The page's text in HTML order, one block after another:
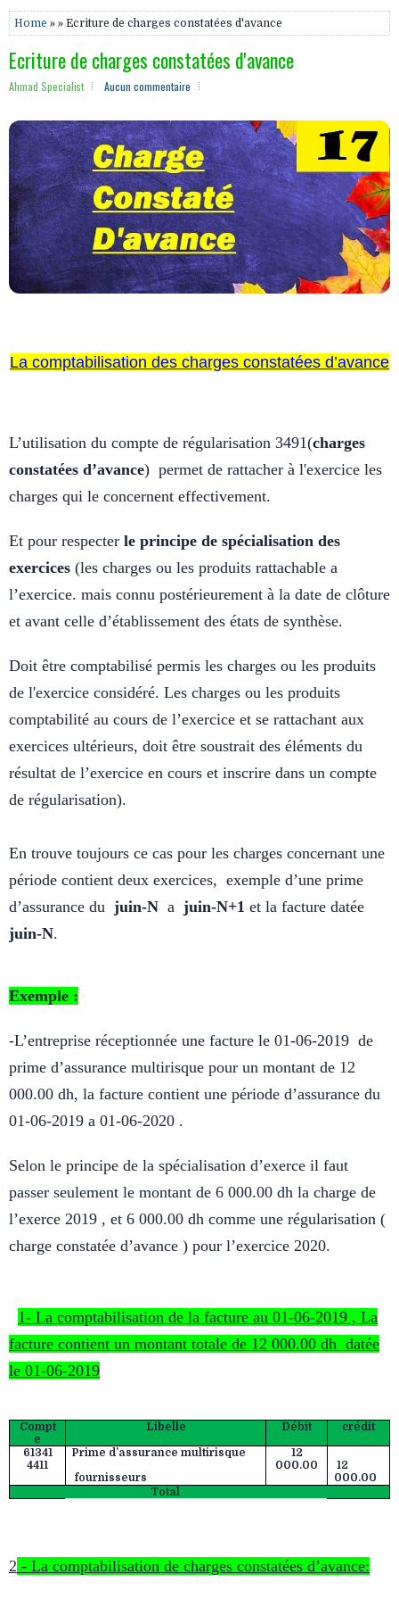
Home » » Ecriture de charges constatées d'avance
Ecriture de charges constatées d'avance
Ahmad Specialist Aucun commentaire
La comptabilisation des charges constatées d’avance
L’utilisation du compte de régularisation 3491(charges
constatées d’avance) permet de rattacher à l'exercice les
charges qui le concernent effectivement.
Et pour respecter le principe de spécialisation des
exercices (les charges ou les produits rattachable a
l’exercice. mais connu postérieurement à la date de clôture
et avant celle d’établissement des états de synthèse.
Doit être comptabilisé permis les charges ou les produits
de l'exercice considéré. Les charges ou les produits
comptabilité au cours de l’exercice et se rattachant aux
exercices ultérieurs, doit être soustrait des éléments du
résultat de l’exercice en cours et inscrire dans un compte
de régularisation).
En trouve toujours ce cas pour les charges concernant une
période contient deux exercices, exemple d’une prime
d’assurance du juin-N a juin-N+1 et la facture datée
juin-N.
Exemple :
-L’entreprise réceptionnée une facture le 01-06-2019 de
prime d’assurance multirisque pour un montant de 12
000.00 dh, la facture contient une période d’assurance du
01-06-2019 a 01-06-2020 .
Selon le principe de la spécialisation d’exerce il faut
passer seulement le montant de 6 000.00 dh la charge de
l’exerce 2019 , et 6 000.00 dh comme une régularisation (
charge constatée d’avance ) pour l’exercice 2020.
1- La comptabilisation de la facture au 01-06-2019 , La
facture contient un montant totale de 12 000.00 dh datée
le 01-06-2019
Compt
e
Libelle Débit crédit
61341
4411
Prime d’assurance multirisque
fournisseurs
12
000.00
12
000.00
Total
2 - La comptabilisation de charges constatées d’avance: